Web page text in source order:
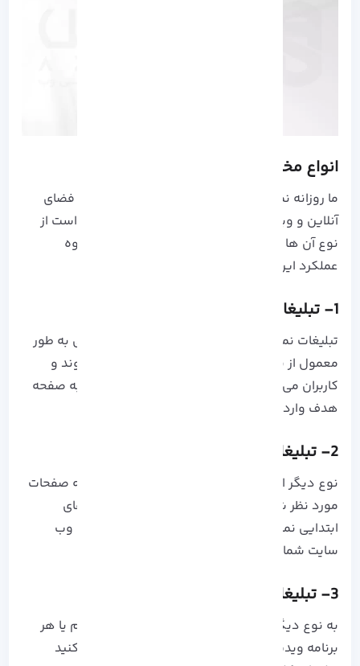
انواع مختلف تبلیغات کلیکی
ما روزانه نمونه های زیادی از تبلیغات کلیکی را در فضای
آنلاین و وبگردی ها مشاهده می کنیم که ممکن است از
نوع آن ها اطلاع نداشته باشیم، برای آشنایی با نحوه
عملکرد این تبلیغات انواع آن ها را مطالعه نمایید:
1- تبلیغات کلیکی Desplay Ads
تبلیغات نمایشی یا Desplay Ads در تبلیغات کلیکی به طور
معمول از یک متن کوتاه و تصاویر تشکیل می شوند و
کاربران می توانند بر روی این لینک کلیک کرده و به صفحه
هدف وارد شوند.
2- تبلیغات کلیکی Search Ads
نوع دیگر از مارکتینگ کلیکی، Search Ads است که صفحات
مورد نظر شما را در نتایج جستجو کاربر در ردیف های
ابتدایی نمایش می دهد. و موجب افزایش ترافیک وب
سایت شما می شود.
3- تبلیغات کلیکی Video Ads
به نوع دیگری از تبلیغات که پیش از مشاهده فیلم یا هر
برنامه ویدیویی که در فضای آنلاین مشاهده می کنید